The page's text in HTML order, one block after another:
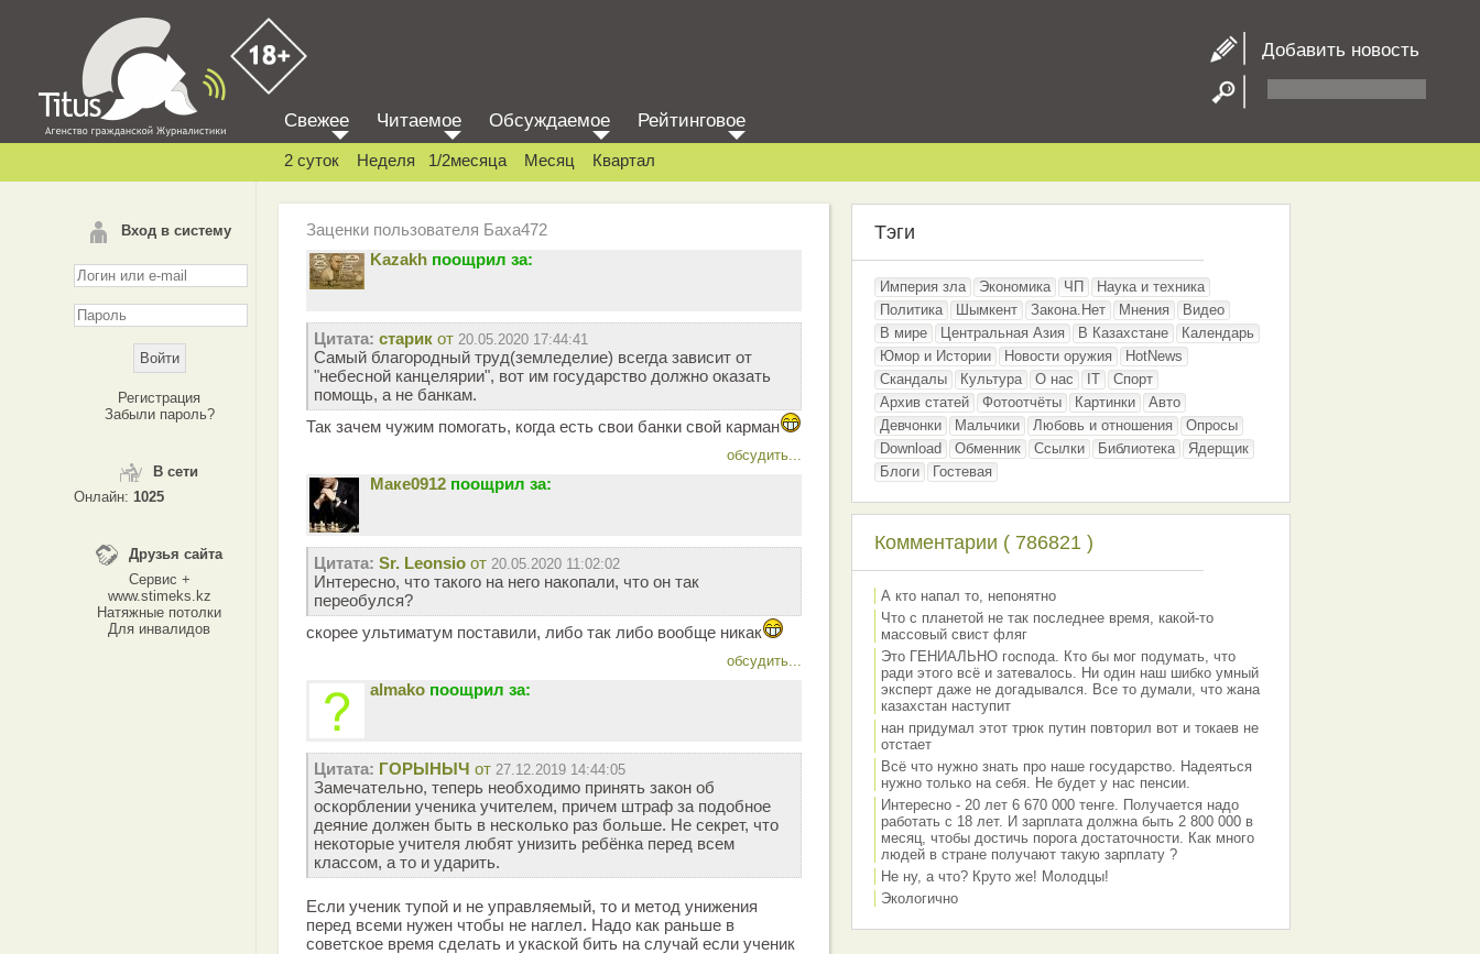
Добавить новость
Вход в систему
Регистрация
Забыли пароль?
В сети
Онлайн: 1025
Друзья сайта
Сервис +
www.stimeks.kz
Натяжные потолки
Для инвалидов
Свежее Читаемое Обсуждаемое Рейтинговое
2 суток Неделя 1/2месяца Месяц Квартал
Заценки пользователя Баха472
Kazakh поощрил за:
Цитата: старик от 20.05.2020 17:44:41
Самый благородный труд(земледелие) всегда зависит от
"небесной канцелярии", вот им государство должно оказать
помощь, а не банкам.
Так зачем чужим помогать, когда есть свои банки свой карман
обсудить...
Маке0912 поощрил за:
Цитата: Sr. Leonsio от 20.05.2020 11:02:02
Интересно, что такого на него накопали, что он так
переобулся?
скорее ультиматум поставили, либо так либо вообще никак
обсудить...
almako поощрил за:
Цитата: ГОРЫНЫЧ от 27.12.2019 14:44:05
Замечательно, теперь необходимо принять закон об
оскорблении ученика учителем, причем штраф за подобное
деяние должен быть в несколько раз больше. Не секрет, что
некоторые учителя любят унизить ребёнка перед всем
классом, а то и ударить.
Если ученик тупой и не управляемый, то и метод унижения
перед всеми нужен чтобы не наглел. Надо как раньше в
советское время сделать и укаской бить на случай если ученик
Тэги
Империя зла Экономика ЧП
Наука и техника
Политика
Шымкент Закона.Нет Мнения
Видео
В мире
Центральная Азия В Казахстане
Календарь
Юмор и Истории
Новости оружия
HotNews
Скандалы
Культура О нас IT
Спорт
Архив статей
Фотоотчёты Картинки
Авто
Девчонки
Мальчики Любовь и отношения
Опросы
Download
Обменник Ссылки Библиотека
Ядерщик
Блоги
Гостевая
Комментарии ( 786821 )
А кто напал то, непонятно
Что с планетой не так последнее время, какой-то
массовый свист фляг
Это ГЕНИАЛЬНО господа. Кто бы мог подумать, что
ради этого всё и затевалось. Ни один наш шибко умный
эксперт даже не догадывался. Все то думали, что жана
казахстан наступит
нан придумал этот трюк путин повторил вот и токаев не
отстает
Всё что нужно знать про наше государство. Надеяться
нужно только на себя. Не будет у нас пенсии.
Интересно - 20 лет 6 670 000 тенге. Получается надо
работать с 18 лет. И зарплата должна быть 2 800 000 в
месяц, чтобы достичь порога достаточности. Как много
людей в стране получают такую зарплату ?
Не ну, а что? Круто же! Молодцы!
Экологично